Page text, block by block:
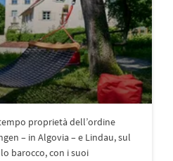
proprietà dell’ordine
– in Algovia – e Lindau, sul
barocco, con i suoi